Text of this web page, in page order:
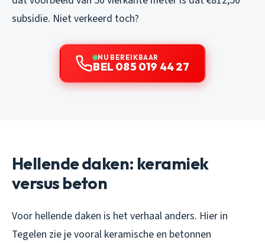
subsidie. Niet verkeerd toch?
NU BEREIKBAAR
BEL 085 019 44 27
Hellende daken: keramiek
versus beton
Voor hellende daken is het verhaal anders. Hier in
Tegelen zie je vooral keramische en betonnen